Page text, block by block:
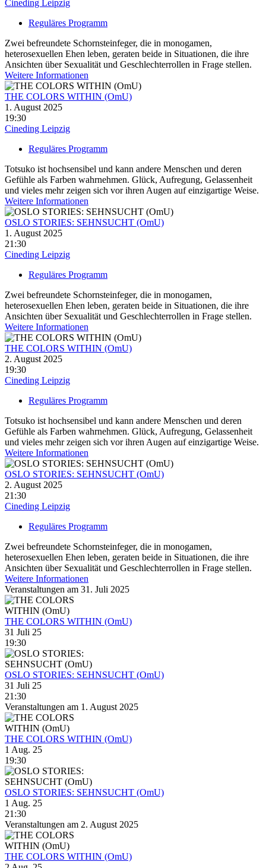
Cineding Leipzig
Reguläres Programm
Zwei befreundete Schornsteinfeger, die in monogamen,
heterosexuellen Ehen leben, geraten beide in Situationen, die ihre
Ansichten über Sexualität und Geschlechterrollen in Frage stellen.
Weitere Informationen
THE COLORS WITHIN (OmU)
1. August 2025
19:30
Cineding Leipzig
Reguläres Programm
Totsuko ist hochsensibel und kann andere Menschen und deren
Gefühle als Farben wahrnehmen. Glück, Aufregung, Gelassenheit
und vieles mehr zeigen sich vor ihren Augen auf einzigartige Weise.
Weitere Informationen
OSLO STORIES: SEHNSUCHT (OmU)
1. August 2025
21:30
Cineding Leipzig
Reguläres Programm
Zwei befreundete Schornsteinfeger, die in monogamen,
heterosexuellen Ehen leben, geraten beide in Situationen, die ihre
Ansichten über Sexualität und Geschlechterrollen in Frage stellen.
Weitere Informationen
THE COLORS WITHIN (OmU)
2. August 2025
19:30
Cineding Leipzig
Reguläres Programm
Totsuko ist hochsensibel und kann andere Menschen und deren
Gefühle als Farben wahrnehmen. Glück, Aufregung, Gelassenheit
und vieles mehr zeigen sich vor ihren Augen auf einzigartige Weise.
Weitere Informationen
OSLO STORIES: SEHNSUCHT (OmU)
2. August 2025
21:30
Cineding Leipzig
Reguläres Programm
Zwei befreundete Schornsteinfeger, die in monogamen,
heterosexuellen Ehen leben, geraten beide in Situationen, die ihre
Ansichten über Sexualität und Geschlechterrollen in Frage stellen.
Weitere Informationen
Veranstaltungen am 31. Juli 2025
THE COLORS WITHIN (OmU)
31 Juli 25
19:30
OSLO STORIES: SEHNSUCHT (OmU)
31 Juli 25
21:30
Veranstaltungen am 1. August 2025
THE COLORS WITHIN (OmU)
1 Aug. 25
19:30
OSLO STORIES: SEHNSUCHT (OmU)
1 Aug. 25
21:30
Veranstaltungen am 2. August 2025
THE COLORS WITHIN (OmU)